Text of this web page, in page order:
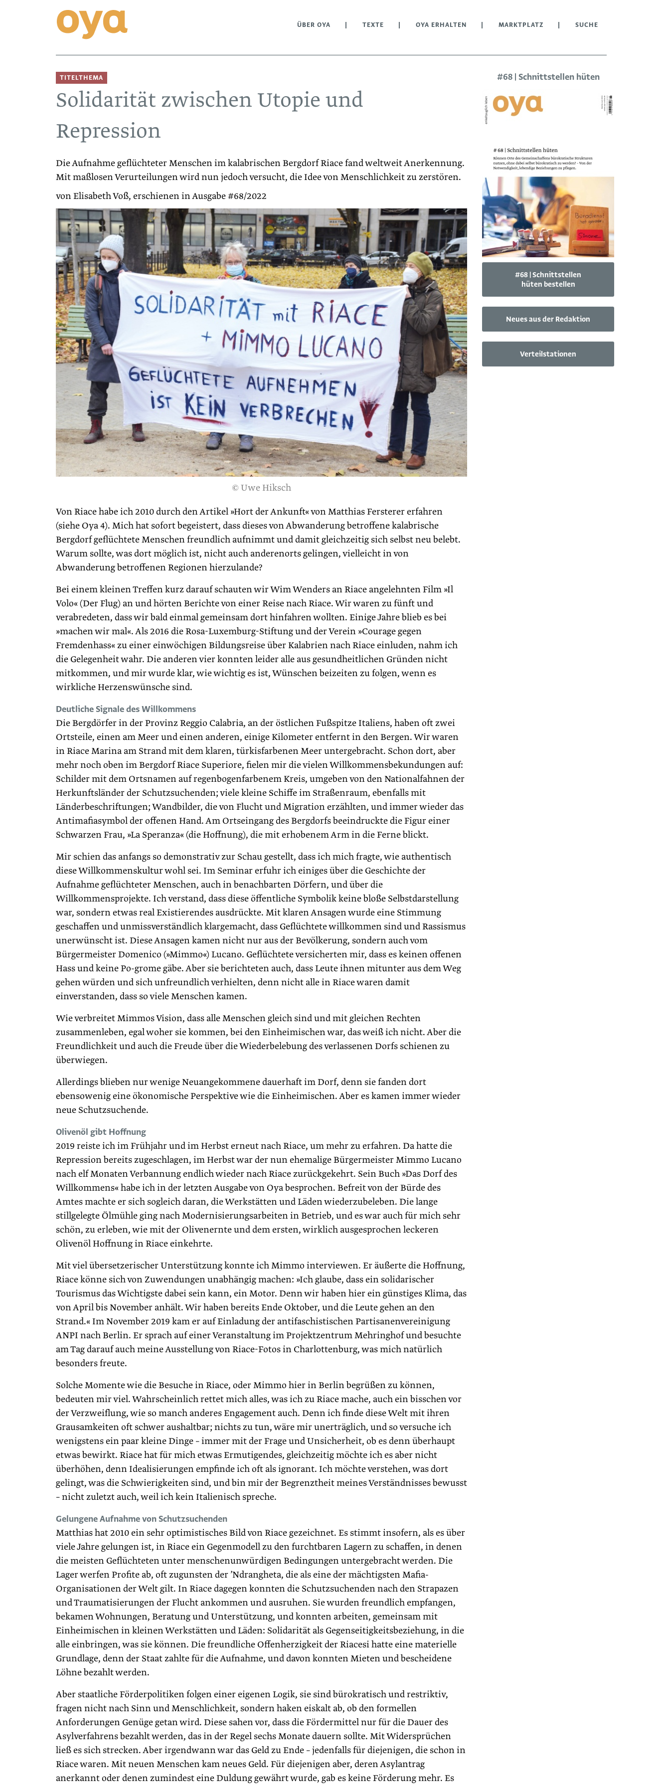
ÜBER OYA TEXTE OYA ERHALTEN MARKTPLATZ SUCHE
TITELTHEMA
Solidarität zwischen Utopie und
Repression
Die Aufnahme geflüchteter Menschen im kala­brischen Bergdorf Riace fand weltweit Anerkennung.
Mit maß­losen Verurteilungen wird nun jedoch versucht, die Idee von Menschlichkeit zu zerstören.
von Elisabeth Voß, erschienen in Ausgabe #68/2022
© Uwe Hiksch
Von Riace habe ich 2010 durch den Artikel »Hort der Ankunft« von Matthias Fersterer erfahren
(siehe Oya 4). Mich hat sofort begeistert, dass dieses von Abwanderung betroffene kalabrische
Bergdorf geflüchtete Menschen freundlich aufnimmt und damit gleichzeitig sich selbst neu belebt.
Warum sollte, was dort möglich ist, nicht auch anderenorts gelingen, vielleicht in von
Abwanderung betroffenen Regionen hierzulande?
Bei einem kleinen Treffen kurz darauf schauten wir Wim Wenders an Riace angelehnten Film »Il
Volo« (Der Flug) an und hörten Berichte von einer Reise nach Riace. Wir waren zu fünft und
verabredeten, dass wir bald einmal gemeinsam dort hinfahren wollten. Einige Jahre blieb es bei
»machen wir mal«. Als 2016 die Rosa-Luxemburg-Stiftung und der Verein »Courage gegen
Fremdenhass« zu einer einwöchigen Bildungsreise über Kalabrien nach Riace einluden, nahm ich
die Gelegenheit wahr. Die anderen vier konnten leider alle aus gesundheitlichen Gründen nicht
mitkommen, und mir wurde klar, wie wichtig es ist, Wünschen beizeiten zu folgen, wenn es
wirkliche Herzenswünsche sind.
Deutliche Signale des Willkommens
Die Bergdörfer in der Provinz Reggio Calabria, an der östlichen Fußspitze Italiens, haben oft zwei
Ortsteile, einen am Meer und einen anderen, einige Kilometer entfernt in den Bergen. Wir waren
in Riace Marina am Strand mit dem klaren, türkisfarbenen Meer untergebracht. Schon dort, aber
mehr noch oben im Bergdorf Riace Superiore, fielen mir die vielen Willkommensbekundungen auf:
Schilder mit dem Ortsnamen auf regenbogenfarbenem Kreis, umgeben von den Nationalfahnen der
Herkunftsländer der Schutzsuchenden; viele kleine Schiffe im Straßenraum, ebenfalls mit
Länderbeschriftungen; Wandbilder, die von Flucht und Migration erzählten, und immer wieder das
Antimafiasymbol der offenen Hand. Am Ortseingang des Bergdorfs beeindruckte die Figur einer
Schwarzen Frau, »La Speranza« (die Hoffnung), die mit erhobenem Arm in die Ferne blickt.
Mir schien das anfangs so demonstrativ zur Schau gestellt, dass ich mich fragte, wie authentisch
diese Willkommenskultur wohl sei. Im Seminar erfuhr ich einiges über die Geschichte der
Aufnahme geflüchteter Menschen, auch in benachbarten Dörfern, und über die
Willkommensprojekte. Ich verstand, dass diese öffentliche Symbolik keine bloße Selbstdarstellung
war, sondern etwas real Existierendes ausdrückte. Mit klaren Ansagen wurde eine Stimmung
geschaffen und unmissverständlich klargemacht, dass Geflüchtete willkommen sind und Rassismus
unerwünscht ist. Diese Ansagen kamen nicht nur aus der Bevölkerung, sondern auch vom
Bürgermeister Domenico (»Mimmo«) Lucano. Geflüchtete versicherten mir, dass es keinen offenen
Hass und keine Po-grome gäbe. Aber sie berichteten auch, dass Leute ihnen mitunter aus dem Weg
gehen würden und sich unfreundlich verhielten, denn nicht alle in Riace waren damit
einverstanden, dass so viele Menschen kamen.
Wie verbreitet Mimmos Vision, dass alle Menschen gleich sind und mit gleichen Rechten
zusammenleben, egal woher sie kommen, bei den Einheimischen war, das weiß ich nicht. Aber die
Freundlichkeit und auch die Freude über die Wiederbelebung des verlassenen Dorfs schienen zu
überwiegen.
Allerdings blieben nur wenige Neuangekommene dauerhaft im Dorf, denn sie fanden dort
ebensowenig eine ökonomische Perspektive wie die Einheimischen. Aber es kamen immer wieder
neue Schutzsuchende.
Olivenöl gibt Hoffnung
2019 reiste ich im Frühjahr und im Herbst erneut nach Riace, um mehr zu erfahren. Da hatte die
Repression bereits zugeschlagen, im Herbst war der nun ehemalige Bürgermeister Mimmo Lucano
nach elf Monaten Verbannung endlich wieder nach Riace zurückgekehrt. Sein Buch »Das Dorf des
Willkommens« habe ich in der letzten Ausgabe von Oya besprochen. Befreit von der Bürde des
Amtes machte er sich sogleich daran, die Werkstätten und Läden wiederzubeleben. Die lange
stillgelegte Ölmühle ging nach Modernisierungsarbeiten in Betrieb, und es war auch für mich sehr
schön, zu erleben, wie mit der Olivenernte und dem ersten, wirklich ausgesprochen leckeren
Olivenöl Hoffnung in Riace einkehrte.
Mit viel übersetzerischer Unterstützung konnte ich Mimmo interviewen. Er äußerte die Hoffnung,
Riace könne sich von Zuwendungen unabhängig machen: »Ich glaube, dass ein solidarischer
Tourismus das Wichtigste dabei sein kann, ein Motor. Denn wir haben hier ein günstiges Klima, das
von April bis November anhält. Wir haben bereits Ende Oktober, und die Leute gehen an den
Strand.« Im November 2019 kam er auf Einladung der antifaschistischen Partisanenvereinigung
ANPI nach Berlin. Er sprach auf einer Veranstaltung im Projektzentrum Mehringhof und besuchte
am Tag darauf auch meine Ausstellung von Riace-Fotos in Charlottenburg, was mich natürlich
besonders freute.
Solche Momente wie die Besuche in Riace, oder Mimmo hier in Berlin begrüßen zu können,
bedeuten mir viel. Wahrscheinlich rettet mich alles, was ich zu Riace mache, auch ein bisschen vor
der Verzweiflung, wie so manch anderes Engagement auch. Denn ich finde diese Welt mit ihren
Grausamkeiten oft schwer aushaltbar; nichts zu tun, wäre mir unerträglich, und so versuche ich
wenigstens ein paar kleine Dinge – immer mit der Frage und Unsicherheit, ob es denn überhaupt
etwas bewirkt. Riace hat für mich etwas Ermutigendes, gleichzeitig möchte ich es aber nicht
überhöhen, denn Idealisierungen empfinde ich oft als ignorant. Ich möchte verstehen, was dort
gelingt, was die Schwierigkeiten sind, und bin mir der Begrenztheit meines Verständnisses bewusst
– nicht zuletzt auch, weil ich kein Italienisch spreche.
Gelungene Aufnahme von Schutzsuchenden
Matthias hat 2010 ein sehr optimistisches Bild von Riace gezeichnet. Es stimmt insofern, als es über
viele Jahre gelungen ist, in Riace ein Gegenmodell zu den furchtbaren Lagern zu schaffen, in denen
die meisten Geflüchteten unter menschenunwürdigen Bedingungen untergebracht werden. Die
Lager werfen Profite ab, oft zugunsten der ’Ndrangheta, die als eine der mächtigsten Mafia-
Organisationen der Welt gilt. In Riace dagegen konnten die Schutzsuchenden nach den Strapazen
und Traumatisierungen der Flucht ankommen und ausruhen. Sie wurden freundlich empfangen,
bekamen Wohnungen, Beratung und Unterstützung, und konnten arbeiten, gemeinsam mit
Einheimischen in kleinen Werkstätten und Läden: Solidarität als Gegenseitigkeitsbeziehung, in die
alle einbringen, was sie können. Die freundliche Offenherzigkeit der Riacesi hatte eine materielle
Grundlage, denn der Staat zahlte für die Aufnahme, und davon konnten Mieten und bescheidene
Löhne bezahlt werden.
Aber staatliche Förderpolitiken folgen einer eigenen Logik, sie sind bürokratisch und restriktiv,
fragen nicht nach Sinn und Menschlichkeit, sondern haken eiskalt ab, ob den formellen
Anforderungen Genüge getan wird. Diese sahen vor, dass die Fördermittel nur für die Dauer des
Asylverfahrens bezahlt werden, das in der Regel sechs Monate dauern sollte. Mit Widersprüchen
ließ es sich strecken. Aber irgendwann war das Geld zu Ende – jedenfalls für diejenigen, die schon in
Riace waren. Mit neuen Menschen kam neues Geld. Für diejenigen aber, deren Asylantrag
anerkannt oder denen zumindest eine Duldung gewährt wurde, gab es keine Förderung mehr. Es
#68 | Schnittstellen hüten
#68 | Schnittstellen
hüten bestellen
Neues aus der Redaktion
Verteilstationen